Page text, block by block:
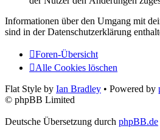
Informationen über den Umgang mit
sind in der Datenschutzerklärung
Foren-Übersicht
Alle Cookies löschen
Flat Style by Ian Bradley • Powered by
© phpBB Limited
Deutsche Übersetzung durch phpBB.de